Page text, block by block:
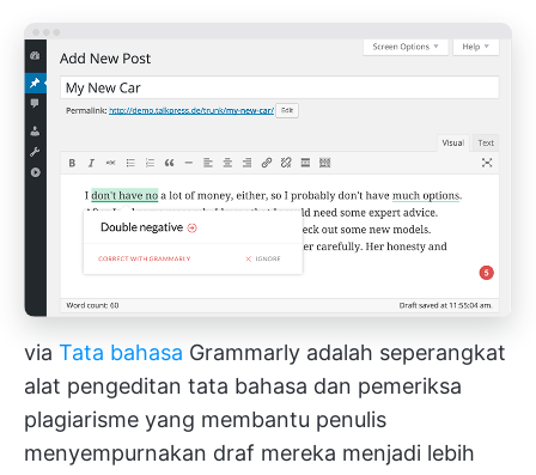
via Tata bahasa Grammarly adalah seperangkat
alat pengeditan tata bahasa dan pemeriksa
plagiarisme yang membantu penulis
menyempurnakan draf mereka menjadi lebih